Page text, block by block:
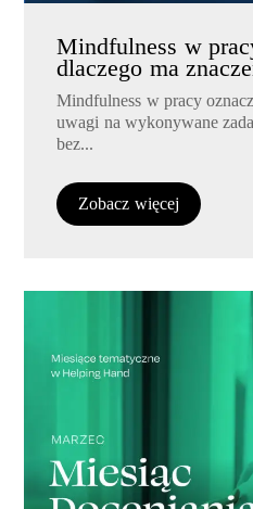
Mindfulness w
dlaczego ma
Mindfulness w pracy
uwagi na wykonywane
bez...
Zobacz więcej